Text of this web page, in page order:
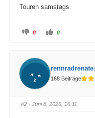
Touren samstags.
A
c
k
n
r
u
0
A
e
f
a
u
0
rennradrenate
168 Beiträge
#2· Juni 8, 2026, 16:11